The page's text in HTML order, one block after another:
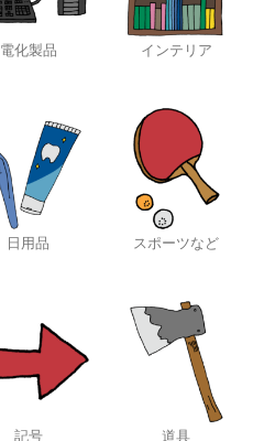
電化製品 インテリア
日用品 スポーツなど
記号 道具